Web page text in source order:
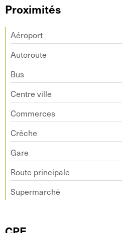
Proximités
Aéroport
Autoroute
Bus
Centre ville
Commerces
Crèche
Gare
Route principale
Supermarché